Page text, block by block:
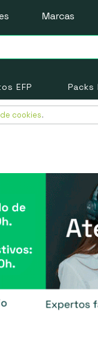
Marcas
EFP Packs
cookies.